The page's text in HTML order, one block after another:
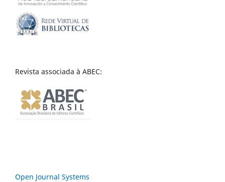
Revista associada à ABEC:
Open Journal Systems